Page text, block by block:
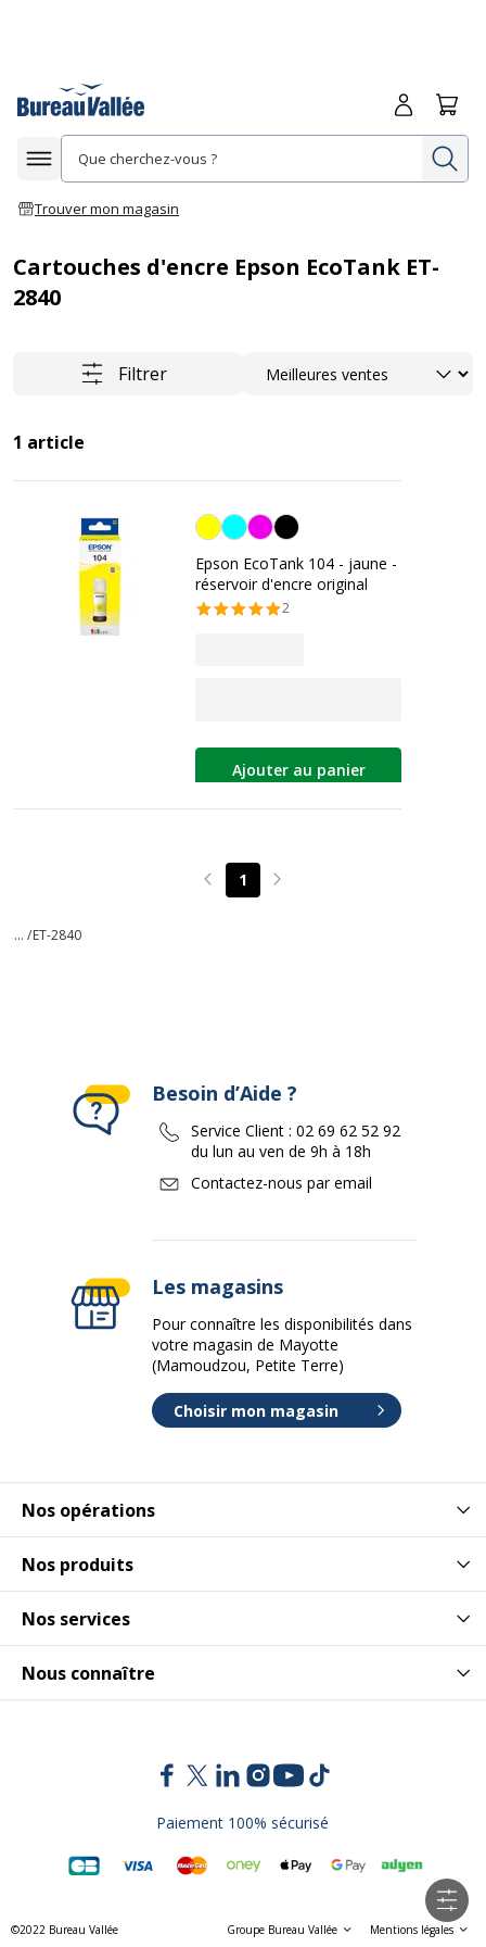
Afficher la navigation
Trouver mon magasin
Me
Cartouches d'encre Epson EcoTank ET-
2840
Filtrer Trier
1 article
Jaune
Epson EcoTank 104 - jaune -
réservoir d'encre original
2
Ajouter au panier
Page précédente
1 Page suivante
... /ET-2840
Nos opérations
Nos produits
Nos services
Nous connaître
Besoin d’Aide ?
Service Client : 02 69 62 52 92
du lun au ven de 9h à 18h
Contactez-nous par email
Les magasins
Pour connaître les disponibilités dans
votre magasin de Mayotte
(Mamoudzou, Petite Terre)
Choisir mon magasin
Paiement 100% sécurisé
©2022 Bureau Vallée Groupe Bureau Vallée Mentions légales